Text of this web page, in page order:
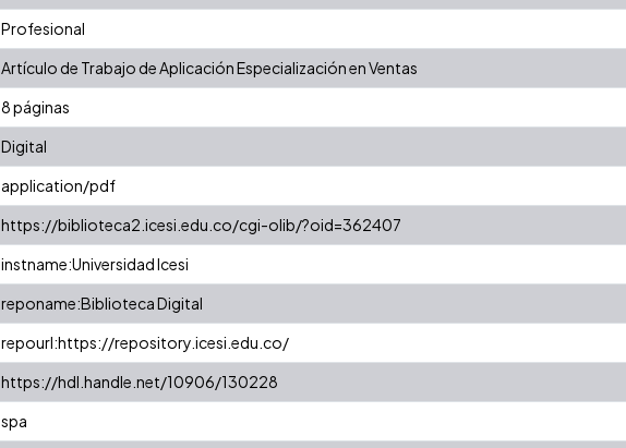
Profesional
Artículo de Trabajo de Aplicación Especialización en Ventas
8 páginas
Digital
application/pdf
https://biblioteca2.icesi.edu.co/cgi-olib/?oid=362407
instname:Universidad Icesi
reponame:Biblioteca Digital
repourl:https://repository.icesi.edu.co/
https://hdl.handle.net/10906/130228
spa